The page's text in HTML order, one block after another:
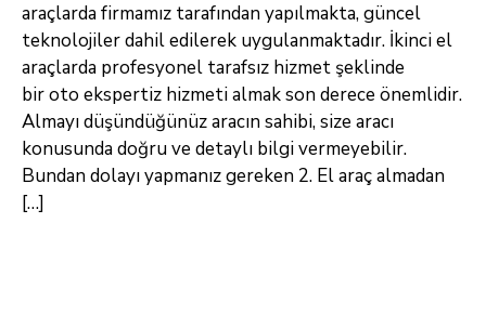
araçlarda firmamız tarafından yapılmakta, güncel
teknolojiler dahil edilerek uygulanmaktadır. İkinci el
araçlarda profesyonel tarafsız hizmet şeklinde
bir oto ekspertiz hizmeti almak son derece önemlidir.
Almayı düşündüğünüz aracın sahibi, size aracı
konusunda doğru ve detaylı bilgi vermeyebilir.
Bundan dolayı yapmanız gereken 2. El araç almadan
[…]